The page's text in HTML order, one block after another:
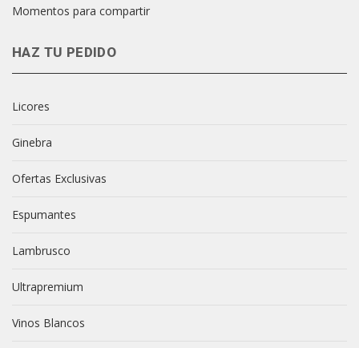
Momentos para compartir
HAZ TU PEDIDO
Licores
Ginebra
Ofertas Exclusivas
Espumantes
Lambrusco
Ultrapremium
Vinos Blancos